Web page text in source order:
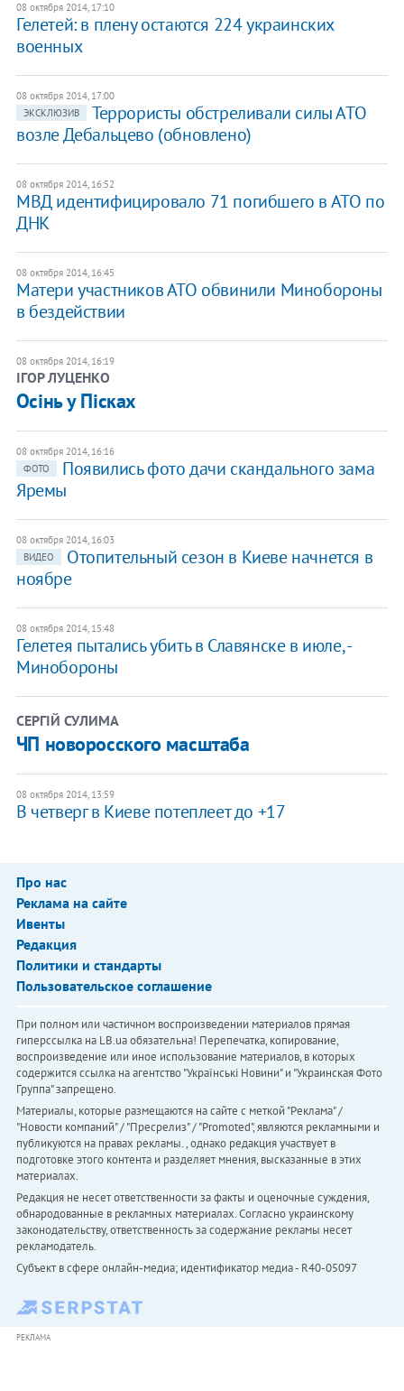
08 октября 2014, 17:10
Гелетей: в плену остаются 224 украинских
военных
08 октября 2014, 17:00
ЭКСКЛЮЗИВ
Террористы обстреливали силы АТО
возле Дебальцево (обновлено)
08 октября 2014, 16:52
МВД идентифицировало 71 погибшего в АТО по
ДНК
08 октября 2014, 16:45
Матери участников АТО обвинили Минобороны
в бездействии
08 октября 2014, 16:19
ІГОР ЛУЦЕНКО
​Осінь у Пісках
08 октября 2014, 16:16
ФОТО
Появились фото дачи скандального зама
Яремы
08 октября 2014, 16:03
ВИДЕО
Отопительный сезон в Киеве начнется в
ноябре
08 октября 2014, 15:48
Гелетея пытались убить в Славянске в июле, -
Минобороны
СЕРГІЙ СУЛИМА
ЧП новоросского масштаба
08 октября 2014, 13:59
В четверг в Киеве потеплеет до +17
Про нас
Реклама на сайте
Ивенты
Редакция
Политики и стандарты
Пользовательское соглашение
При полном или частичном воспроизведении материалов прямая
гиперссылка на LB.ua обязательна! Перепечатка, копирование,
воспроизведение или иное использование материалов, в которых
содержится ссылка на агентство "Українськi Новини" и "Украинская Фото
Группа" запрещено.
Материалы, которые размещаются на сайте с меткой "Реклама" /
"Новости компаний" / "Пресрелиз" / "Promoted", являются рекламными и
публикуются на правах рекламы. , однако редакция участвует в
подготовке этого контента и разделяет мнения, высказанные в этих
материалах.
Редакция не несет ответственности за факты и оценочные суждения,
обнародованные в рекламных материалах. Согласно украинскому
законодательству, ответственность за содержание рекламы несет
рекламодатель.
Субъект в сфере онлайн-медиа; идентификатор медиа - R40-05097
РЕКЛАМА